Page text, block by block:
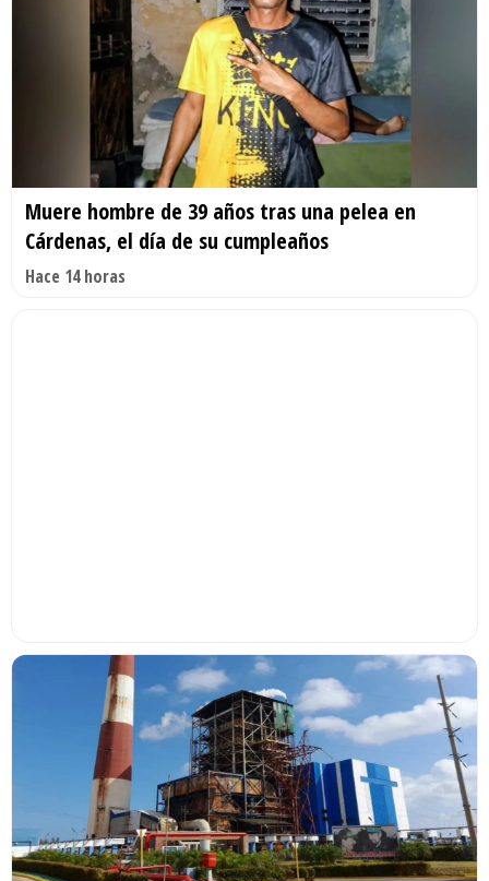
Muere hombre de 39 años tras una pelea en
Cárdenas, el día de su cumpleaños
Hace 14 horas